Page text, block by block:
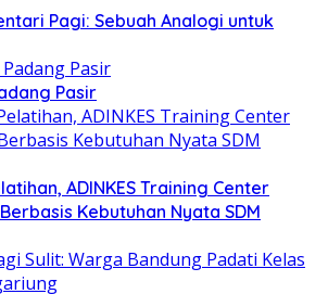
Pagi: Sebuah Analogi untuk
Pasir
ADINKES Training Center
Kebutuhan Nyata SDM